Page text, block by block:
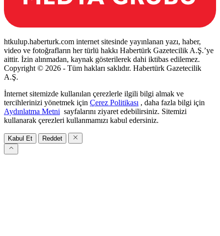
htkulup.haberturk.com internet sitesinde yayınlanan yazı, haber,
video ve fotoğrafların her türlü hakkı Habertürk Gazetecilik A.Ş.’ye
aittir. İzin alınmadan, kaynak gösterilerek dahi iktibas edilemez.
Copyright © 2026 - Tüm hakları saklıdır. Habertürk Gazetecilik
A.Ş.
İnternet sitemizde kullanılan çerezlerle ilgili bilgi almak ve
tercihlerinizi yönetmek için Çerez Politikası , daha fazla bilgi için
Aydınlatma Metni sayfalarını ziyaret edebilirsiniz. Sitemizi
kullanarak çerezleri kullanmamızı kabul edersiniz.
Kabul Et Reddet